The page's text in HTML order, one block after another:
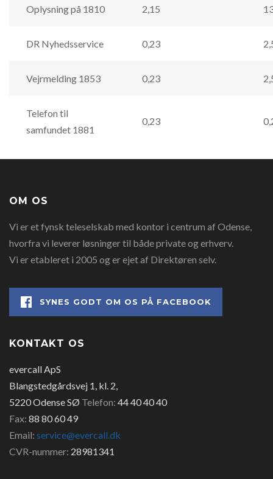
Oplysning på 1810 2,15
DR Nyhedsservice 0,23
Vejrmelding 1853 0,23
Telefon til
samfundet 1881
0,23
OM OS
Vi er et fynsk teleselskab med kontor i centrum af Odense,
hvorfra vi leverer løsninger til både private og erhverv.
Vi er etableret i 2005 og er ejet af Direktøren selv.
SYNES GODT OM OS PÅ FACEBOOK
KONTAKT OS
evercall ApS
Blangstedgårdsvej 1, kl. 2,
5220 Odense SØ Telefon: 44 40 40 40
Fax: 88 80 60 49
Email: service@evercall.dk
CVR-nummer: 28981341